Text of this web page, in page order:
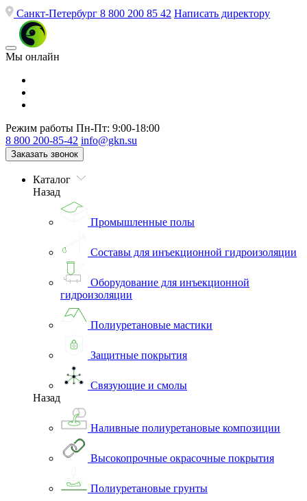
Санкт-Петербург 8 800 200 85 42 Написать директору
Мы онлайн
Режим работы Пн-Пт: 9:00-18:00
8 800 200-85-42 info@gkn.su
Заказать звонок
Каталог
Назад
Промышленные полы
Составы для инъекционной гидроизоляции
Оборудование для инъекционной
гидроизоляции
Полиуретановые мастики
Защитные покрытия
Связующие и смолы
Назад
Наливные полиуретановые композиции
Высокопрочные окрасочные покрытия
Полиуретановые грунты